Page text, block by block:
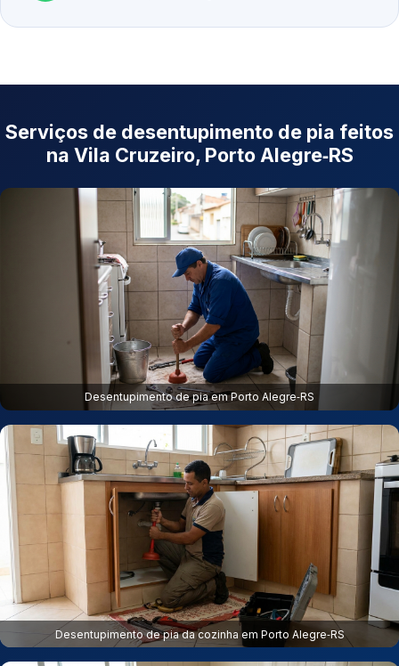
Serviços de desentupimento de pia feitos
na Vila Cruzeiro, Porto Alegre‑RS
Desentupimento de pia em Porto Alegre‑RS
Desentupimento de pia da cozinha em Porto Alegre‑RS